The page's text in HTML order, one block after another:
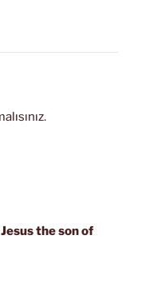
.
the son of